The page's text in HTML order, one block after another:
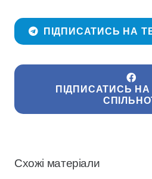
ПІДПИСАТИСЬ НА
ПІДПИСАТИСЬ НА
Схожі матеріали